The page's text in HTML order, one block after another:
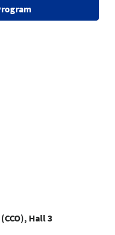
Hall 3